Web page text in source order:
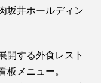
坂井ホールディン
開する外食レスト
板メニュー。